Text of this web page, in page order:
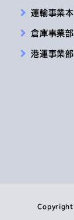
運輸事業
倉庫事業部
港運事業部
Copyright